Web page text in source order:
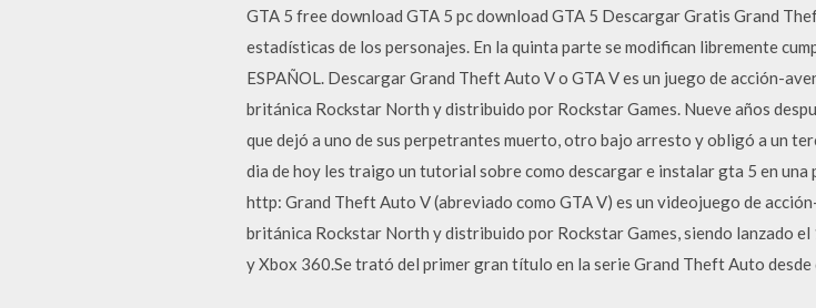
GTA 5 free download GTA 5 pc download GTA 5 Descargar Gratis Grand
estadísticas de los personajes. En la quinta parte se modifican libremente
ESPAÑOL. Descargar Grand Theft Auto V o GTA V es un juego de acción-
británica Rockstar North y distribuido por Rockstar Games. Nueve años
que dejó a uno de sus perpetrantes muerto, otro bajo arresto y obligó a un
dia de hoy les traigo un tutorial sobre como descargar e instalar gta 5 en una
http: Grand Theft Auto V (abreviado como GTA V) es un videojuego de
británica Rockstar North y distribuido por Rockstar Games, siendo lanzado
y Xbox 360.Se trató del primer gran título en la serie Grand Theft Auto